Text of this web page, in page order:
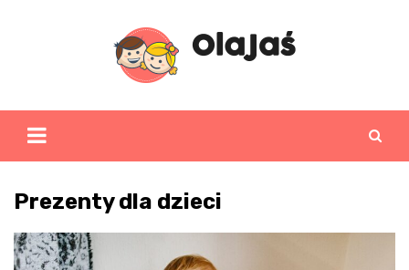
Prezenty dla dzieci